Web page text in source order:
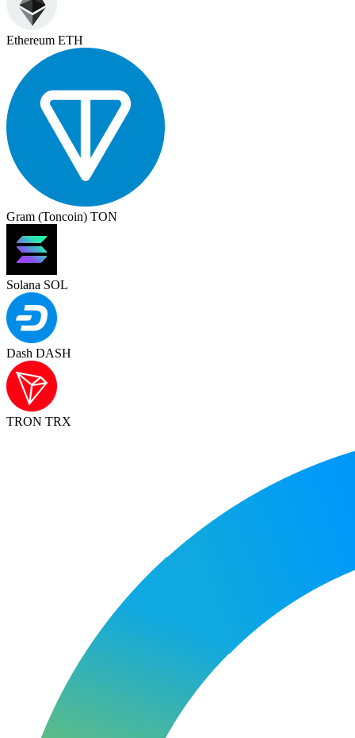
Ethereum ETH
Gram (Toncoin) TON
Solana SOL
Dash DASH
TRON TRX